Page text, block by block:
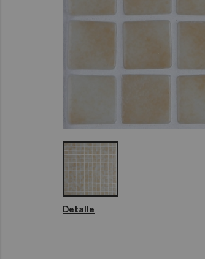
Detalle